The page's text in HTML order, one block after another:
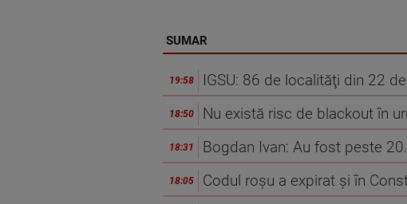
SUMAR
19:58 IGSU: 86 de localităţi din 22
18:50 Nu există risc de blackout în
18:31 Bogdan Ivan: Au fost peste
18:05 Codul roșu a expirat și în